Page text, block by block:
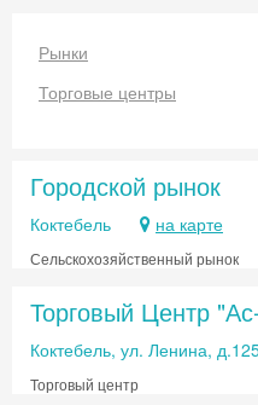
Рынки
Торговые центры
Городской рынок
Коктебель на карте
Сельскохозяйственный рынок
Торговый Центр
Коктебель, ул. Ленина,
Торговый центр